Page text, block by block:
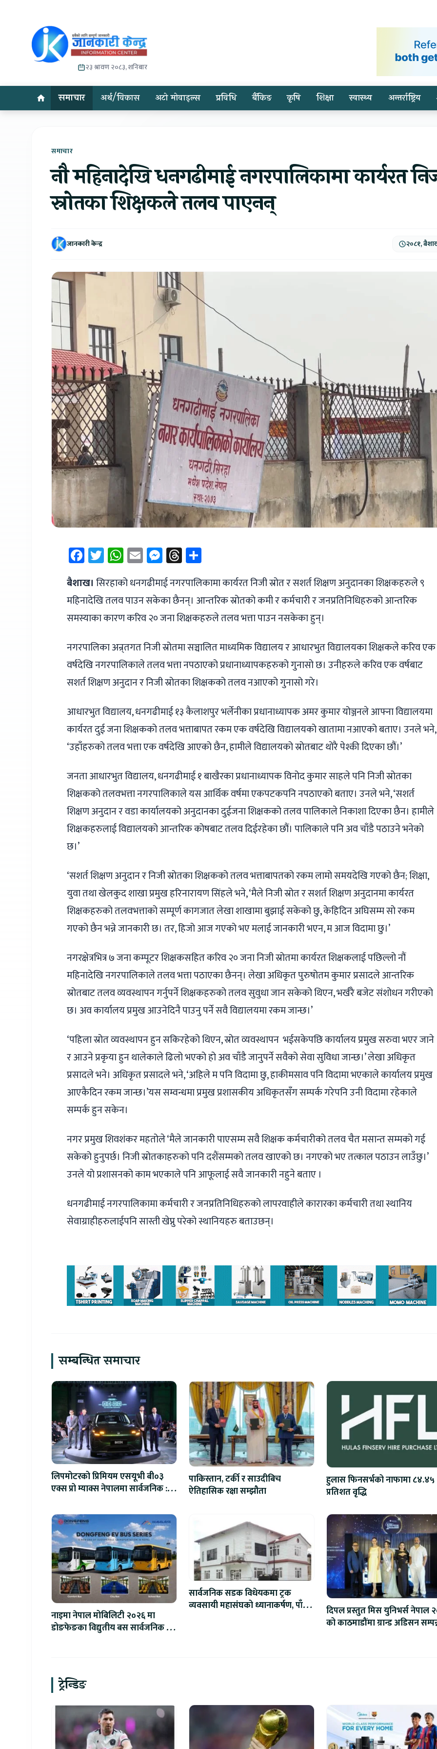
२३ श्रावण २०८३, शनिबार
समाचार अर्थ/विकास अटो मोवाइल्स प्रविधि बैंकिङ कृषि शिक्षा स्वास्थ्य अन्तर्राष्ट्रिय
समाचार
नौ महिनादेखि धनगढीमाई नगरपालिकामा कार्यरत
स्रोतका शिक्षकले तलव पाएनन्
जानकारी केन्द्र २०८१,
Facebook
Twitter
WhatsApp
EmailMessenger
Threads
बैशाख। सिरहाको धनगढीमाई नगरपालिकामा कार्यरत निजी स्रोत र सशर्त शिक्षण अनुदानका शिक्षकहरुले ९
महिनादेखि तलव पाउन सकेका छैनन्। आन्तरिक स्रोतको कमी र कर्मचारी र जनप्रतिनिधिहरुको आन्तरिक
समस्याका कारण करिव २० जना शिक्षकहरुले तलव भत्ता पाउन नसकेका हुन्।
नगरपालिका अन्र्तगत निजी स्रोतमा सञ्चालित माध्यमिक विद्यालय र आधारभुत विद्यालयका शिक्षकले करिव एक
वर्षदेखि नगरपालिकाले तलव भत्ता नपठाएको प्रधानाध्यापकहरुको गुनासो छ। उनीहरुले करिव एक वर्षबाट
सशर्त शिक्षण अनुदान र निजी स्रोतका शिक्षकको तलव नआएको गुनासो गरे।
आधारभुत विद्यालय, धनगढीमाई १३ कैलाशपुर भर्लेनीका प्रधानाध्यापक अमर कुमार योञ्जनले आफ्ना विद्यालयमा
कार्यरत दुई जना शिक्षकको तलव भत्ताबापत रकम एक वर्षदेखि विद्यालयको खातामा नआएको बताए। उनले भने,
‘उहाँहरुको तलव भत्ता एक वर्षदेखि आएको छैन, हामीले विद्यालयको स्रोतबाट थोरै पेश्की दिएका छौं।’
जनता आधारभुत विद्यालय, धनगढीमाई १ बाखैरका प्रधानाध्यापक विनोद कुमार साहले पनि निजी स्रोतका
शिक्षकको तलवभत्ता नगरपालिकाले यस आर्थिक वर्षमा एकपटकपनि नपठाएको बताए। उनले भने, ‘सशर्त
शिक्षण अनुदान र वडा कार्यालयको अनुदानका दुईजना शिक्षकको तलव पालिकाले निकाशा दिएका छैन। हामीले
शिक्षकहरुलाई विद्यालयको आन्तरिक कोषबाट तलव दिईरहेका छौं। पालिकाले पनि अव चाँडै पठाउने भनेको
छ।’
‘सशर्त शिक्षण अनुदान र निजी स्रोतका शिक्षकको तलव भत्ताबापतको रकम लामो समयदेखि गएको छैन; शिक्षा,
युवा तथा खेलकुद शाखा प्रमुख हरिनारायण सिंहले भने, ‘मैले निजी स्रोत र सशर्त शिक्षण अनुदानमा कार्यरत
शिक्षकहरुको तलवभत्ताको सम्पूर्ण कागजात लेखा शाखामा बुझाई सकेको छु, केहिदिन अघिसम्म सो रकम
गएको छैन भन्ने जानकारी छ। तर, हिजो आज गएको भए मलाई जानकारी भएन, म आज विदामा छु।’
नगरक्षेत्रभित्र ७ जना कम्पूटर शिक्षकसहित करिव २० जना निजी स्रोतमा कार्यरत शिक्षकलाई पछिल्लो नौं
महिनादेखि नगरपालिकाले तलव भत्ता पठाएका छैनन्। लेखा अधिकृत पुरुषोतम कुमार प्रसादले आन्तरिक
स्रोतबाट तलव व्यवस्थापन गर्नुपर्ने शिक्षकहरुको तलव सुवुधा जान सकेको थिएन, भर्खरै बजेट संशोधन गरीएको
छ। अव कार्यालय प्रमुख आउनेदिनै पाउनु पर्ने सवै विद्यालयमा रकम जान्छ।’
‘पहिला स्रोत व्यवस्थापन हुन सकिरहेको थिएन, स्रोत व्यवस्थापन भईसकेपछि कार्यालय प्रमुख सरुवा भएर जाने
र आउने प्रकृया हुन थालेकाले ढिलो भएको हो अव चाँडै जानुपर्ने सवैको सेवा सुविधा जान्छ।’ लेखा अधिकृत
प्रसादले भने। अधिकृत प्रसादले भने, ‘अहिले म पनि विदामा छु, हाकीमसाव पनि विदामा भएकाले कार्यालय प्रमुख
आएकैदिन रकम जान्छ।’यस सम्वन्धमा प्रमुख प्रशासकीय अधिकृतसँग सम्पर्क गरेपनि उनी विदामा रहेकाले
सम्पर्क हुन सकेन।
नगर प्रमुख शिवशंकर महतोले ‘मैले जानकारी पाएसम्म सवै शिक्षक कर्मचारीको तलव चैत मसान्त सम्मको गई
सकेको हुनुपर्छ। निजी स्रोतकाहरुको पनि दशैंसम्मको तलव खाएको छ। नगएको भए तत्काल पठाउन लाउँछु।’
उनले यो प्रशासनको काम भएकाले पनि आफूलाई सवै जानकारी नहुने बताए ।
धनगढीमाई नगरपालिकामा कर्मचारी र जनप्रतिनिधिहरुको लापरवाहीले कारारका कर्मचारी तथा स्थानिय
सेवाग्राहीहरुलाईपनि सास्ती खेप्नु परेको स्थानियहरु बताउछन्।
सम्बन्धित समाचार
लिपमोटरको प्रिमियम एसयूभी बी०३
एक्स प्रो म्याक्स नेपालमा सार्वजनिक :
लाखको विशेष अफर
पाकिस्तान, टर्की र साउदीबिच
ऐतिहासिक रक्षा सम्झौता
हुलास फिनसर्भको नाफामा ८४.४५
प्रतिशत वृद्धि
नाइमा नेपाल मोबिलिटी २०२६ मा
डोङफेङका विद्युतीय बस सार्वजनिक हुने
सार्वजनिक सडक विधेयकमा ट्रक
व्यवसायी महासंघको ध्यानाकर्षण, पाँच
दिपल प्रस्तुत मिस युनिभर्स नेपाल
को काठमाडौंमा ग्रान्ड अडिसन
ट्रेन्डिङ